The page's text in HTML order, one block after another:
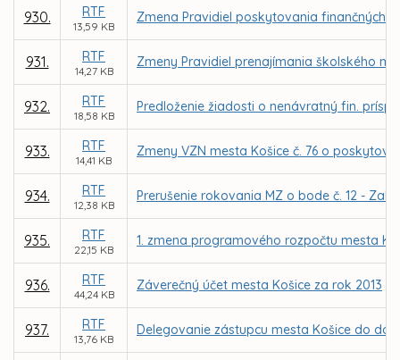
930. RTF
13,59 KB
Zmena Pravidiel poskytovania finančných
931. RTF
14,27 KB
Zmeny Pravidiel prenajímania školského
932. RTF
18,58 KB
Predloženie žiadosti o nenávratný fin.
933. RTF
14,41 KB
Zmeny VZN mesta Košice č. 76 o
934. RTF
12,38 KB
Prerušenie rokovania MZ o bode č. 12 -
935. RTF
22,15 KB
1. zmena programového rozpočtu mesta
936. RTF
44,24 KB
Záverečný účet mesta Košice za rok 2013
937. RTF
13,76 KB
Delegovanie zástupcu mesta Košice do